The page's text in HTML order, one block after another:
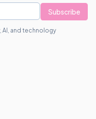
Subscribe
AI, and technology